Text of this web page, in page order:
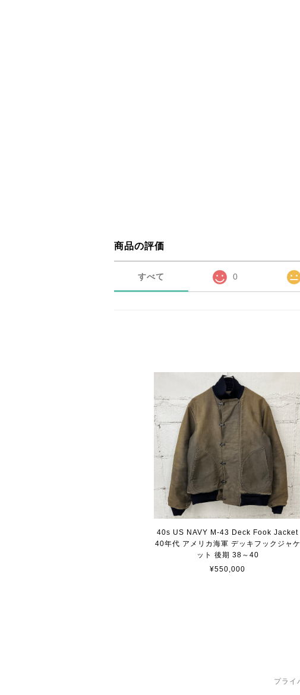
商品の評価
すべて 0
40s US NAVY M-43 Deck Fook Jacket
40年代 アメリカ海軍 デッキフックジャケ
ット 後期 38～40
¥550,000
プライ